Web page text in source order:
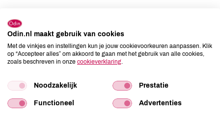
Aardnoten
niet aanwezig
Ei
niet aanwezig
Gluten
kan bevatten
Lupine
niet aanwezig
Mosterd
niet aanwezig
Odin.nl maakt gebruik van cookies
Met de vinkjes en instellingen kun je jouw cookievoorkeuren aanpassen. Klik
op “Accepteer alles” om akkoord te gaan met het gebruik van alle cookies,
zoals beschreven in onze cookieverklaring
Noodzakelijk Prestatie
Functioneel Advertenties